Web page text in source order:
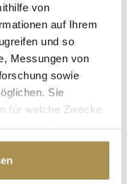
von
auf Ihrem
und so
Messungen von
sowie
Sie
für welche Zwecke
auf das Privacy